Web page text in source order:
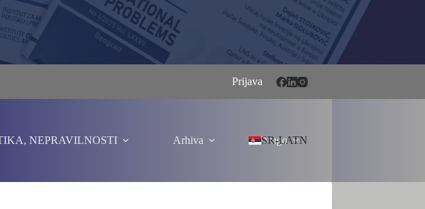
Prijava
NEPRAVILNOSTI Arhiva Drugo
SR-LATN